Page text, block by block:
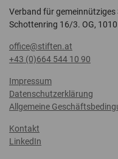
Verband für gemeinnütziges
Schottenring 16/3. OG, 1010
office@stiften.at
+43 (0)664 544 10 90
Impressum
Datenschutzerklärung
Allgemeine
Kontakt
LinkedIn